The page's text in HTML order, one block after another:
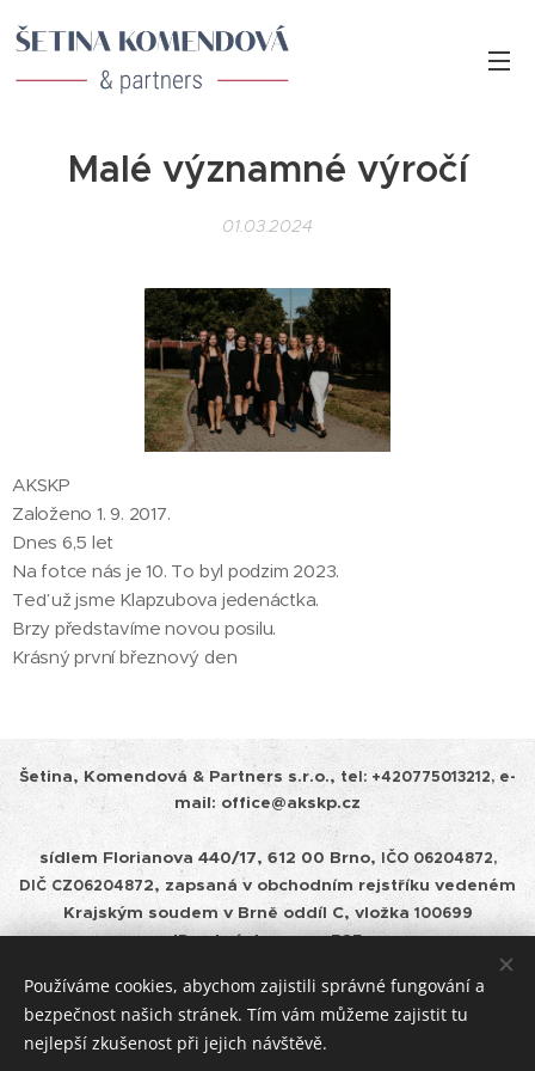
Malé významné výročí
01.03.2024
AKSKP
Založeno 1. 9. 2017.
Dnes 6,5 let 😍 😍
Na fotce nás je 10. To byl podzim 2023.
Teď už jsme Klapzubova jedenáctka.
Brzy představíme novou posilu.
Krásný první březnový den 💙
Šetina, Komendová & Partners s.r.o., tel: +420775013212, e-
mail: office@akskp.cz
sídlem Florianova 440/17, 612 00 Brno, IČO 06204872,
DIČ CZ06204872, zapsaná v obchodním rejstříku vedeném
Krajským soudem v Brně oddíl C, vložka 100699
ID schránky: cepm585
Zásady ochrany osobních údajů a pravidla cookies
Používáme cookies, abychom zajistili správné fungování a
bezpečnost našich stránek. Tím vám můžeme zajistit tu
nejlepší zkušenost při jejich návštěvě.